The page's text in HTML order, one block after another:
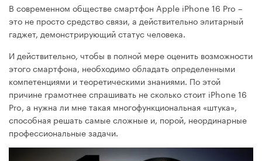
В современном обществе смартфон Apple iPhone 16 Pro –
это не просто средство связи, а действительно элитарный
гаджет, демонстрирующий статус человека.
И действительно, чтобы в полной мере оценить возможности
этого смартфона, необходимо обладать определенными
компетенциями и теоретическими знаниями. По этой
причине грамотнее спрашивать не сколько стоит iPhone 16
Pro, а нужна ли мне такая многофункциональная «штука»,
способная решать самые сложные и, порой, неординарные
профессиональные задачи.